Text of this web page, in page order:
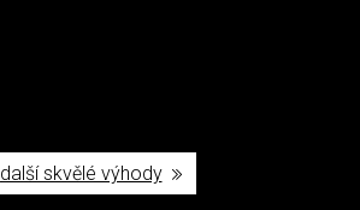
další skvělé výhody